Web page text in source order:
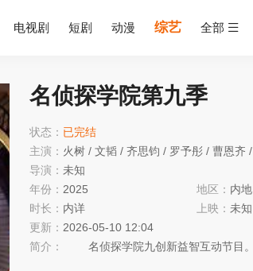
电视剧 短剧 动漫 综艺 全部
名侦探学院第九季
状态： 已完结
主演： 火树 / 文韬 / 齐思钧 / 罗予彤 / 曹恩齐 /
导演： 未知
年份： 2025 地区： 内地
时长： 内详 上映： 未知
更新： 2026-05-10 12:04
简介：
名侦探学院九创新益智互动节目。